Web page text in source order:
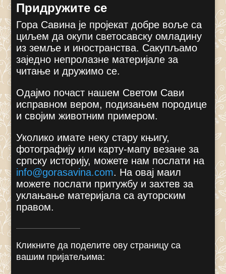
Придружите се
Гора Савина је пројекат добре воље са
циљем да окупи светосавску омладину
из земље и иностранства. Сакупљамо
заједно непролазне материјале за
читање и дружимо се.
Одајмо почаст нашем Светом Сави
исправном вером, подизањем породице
и својим животним примером.
Уколико имате неку стару књигу,
фотографију или карту-мапу везане за
српску историју, можете нам послати на
info@gorasavina.com. На овај маил
можете послати притужбу и захтев за
уклањање материјала са ауторским
правом.
Кликните да поделите ову страницу са
вашим пријатељима: